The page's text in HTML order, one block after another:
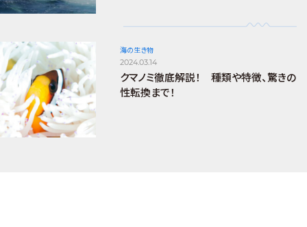
海の生き物
2024.03.14
クマノミ徹底解説！ 種類や特徴、驚きの
性転換まで！